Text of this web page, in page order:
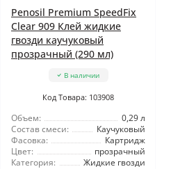
Penosil Premium SpeedFix
Clear 909 Клей жидкие
гвозди каучуковый
прозрачный (290 мл)
В наличии
Код Товара: 103908
Объем:
0,29 л
Состав смеси:
Каучуковый
Фасовка:
Картридж
Цвет:
прозрачный
Категория:
Жидкие гвозди